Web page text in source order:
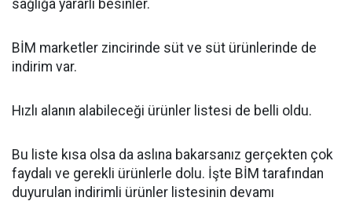
sağlığa yararlı besinler.
BİM marketler zincirinde süt ve süt ürünlerinde de
indirim var.
Hızlı alanın alabileceği ürünler listesi de belli oldu.
Bu liste kısa olsa da aslına bakarsanız gerçekten çok
faydalı ve gerekli ürünlerle dolu. İşte BİM tarafından
duyurulan indirimli ürünler listesinin devamı